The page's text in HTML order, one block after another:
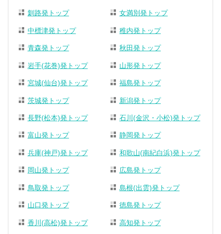
釧路発トップ 女満別発トップ
中標津発トップ 稚内発トップ
青森発トップ 秋田発トップ
岩手(花巻)発トップ 山形発トップ
宮城(仙台)発トップ 福島発トップ
茨城発トップ 新潟発トップ
長野(松本)発トップ 石川(金沢・小松)発トップ
富山発トップ 静岡発トップ
兵庫(神戸)発トップ 和歌山(南紀白浜)発トップ
岡山発トップ 広島発トップ
鳥取発トップ 島根(出雲)発トップ
山口発トップ 徳島発トップ
香川(高松)発トップ 高知発トップ